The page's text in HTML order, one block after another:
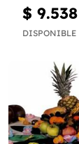
$ 9.538
DISPONIBLE